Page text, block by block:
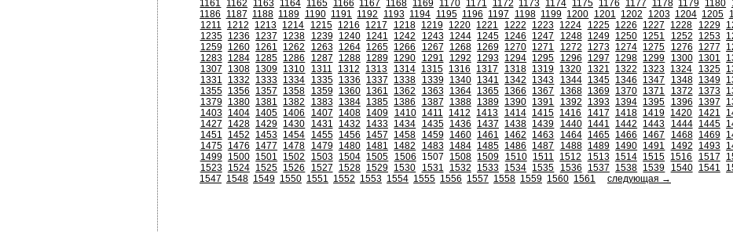
1161
1162 1163 1164 1165 1166 1167 1168 1169 1170 1171 1172 1173 1174 1175 1176 1177 1178 1179 1180
1186
1187 1188 1189 1190 1191 1192 1193 1194 1195 1196 1197 1198 1199 1200 1201 1202 1203 1204 1205
1211
1212 1213 1214 1215 1216 1217 1218 1219 1220 1221 1222 1223 1224 1225 1226 1227 1228 1229
1235 1236 1237 1238 1239 1240 1241 1242 1243 1244 1245 1246 1247 1248 1249 1250 1251 1252 1253
1259 1260 1261 1262 1263 1264 1265 1266 1267 1268 1269 1270 1271 1272 1273 1274 1275 1276 1277
1283 1284 1285 1286 1287 1288 1289 1290 1291 1292 1293 1294 1295 1296 1297 1298 1299 1300 1301
1307
1308 1309 1310 1311 1312 1313 1314 1315 1316 1317 1318 1319 1320 1321 1322 1323 1324 1325
1331
1332 1333 1334 1335 1336 1337 1338 1339 1340 1341 1342 1343 1344 1345 1346 1347 1348 1349
1355 1356 1357 1358 1359 1360 1361 1362 1363 1364 1365 1366 1367 1368 1369 1370 1371 1372 1373
1379 1380 1381 1382 1383 1384 1385 1386 1387 1388 1389 1390 1391 1392 1393 1394 1395 1396 1397
1403 1404 1405 1406 1407 1408 1409 1410 1411 1412 1413 1414 1415 1416 1417 1418 1419 1420 1421
1427
1428 1429 1430 1431 1432 1433 1434 1435 1436 1437 1438 1439 1440 1441 1442 1443 1444 1445
1451
1452 1453 1454 1455 1456 1457 1458 1459 1460 1461 1462 1463 1464 1465 1466 1467 1468 1469
1475 1476 1477 1478 1479 1480 1481 1482 1483 1484 1485 1486 1487 1488 1489 1490 1491 1492 1493
1499 1500 1501 1502 1503 1504 1505 1506 1507 1508 1509 1510 1511 1512 1513 1514 1515 1516 1517
1523 1524 1525 1526 1527 1528 1529 1530 1531 1532 1533 1534 1535 1536 1537 1538 1539 1540 1541
1547 1548 1549 1550 1551 1552 1553 1554 1555 1556 1557 1558 1559 1560 1561 следующая →